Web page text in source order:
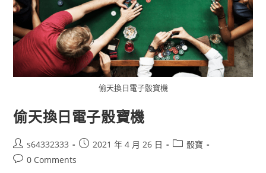
偷天換日電子骰寶機
偷天換日電子骰寶機
s64332333 2021 年 4 月 26 日
骰寶
0 Comments